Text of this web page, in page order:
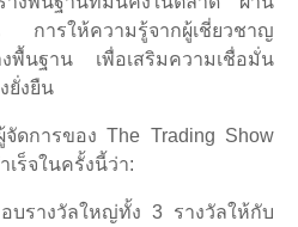
การให้ความรู้จากผู้เชี่ยวชาญ
งพื้นฐาน เพื่อเสริมความเชื่อมั่น
ยั่งยืน
ดการของ The Trading Show
เร็จในครั้งนี้ว่า:
อบรางวัลใหญ่ทั้ง 3 รางวัลให้กับ